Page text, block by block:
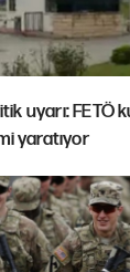
uyarı: FETÖ
yaratıyor